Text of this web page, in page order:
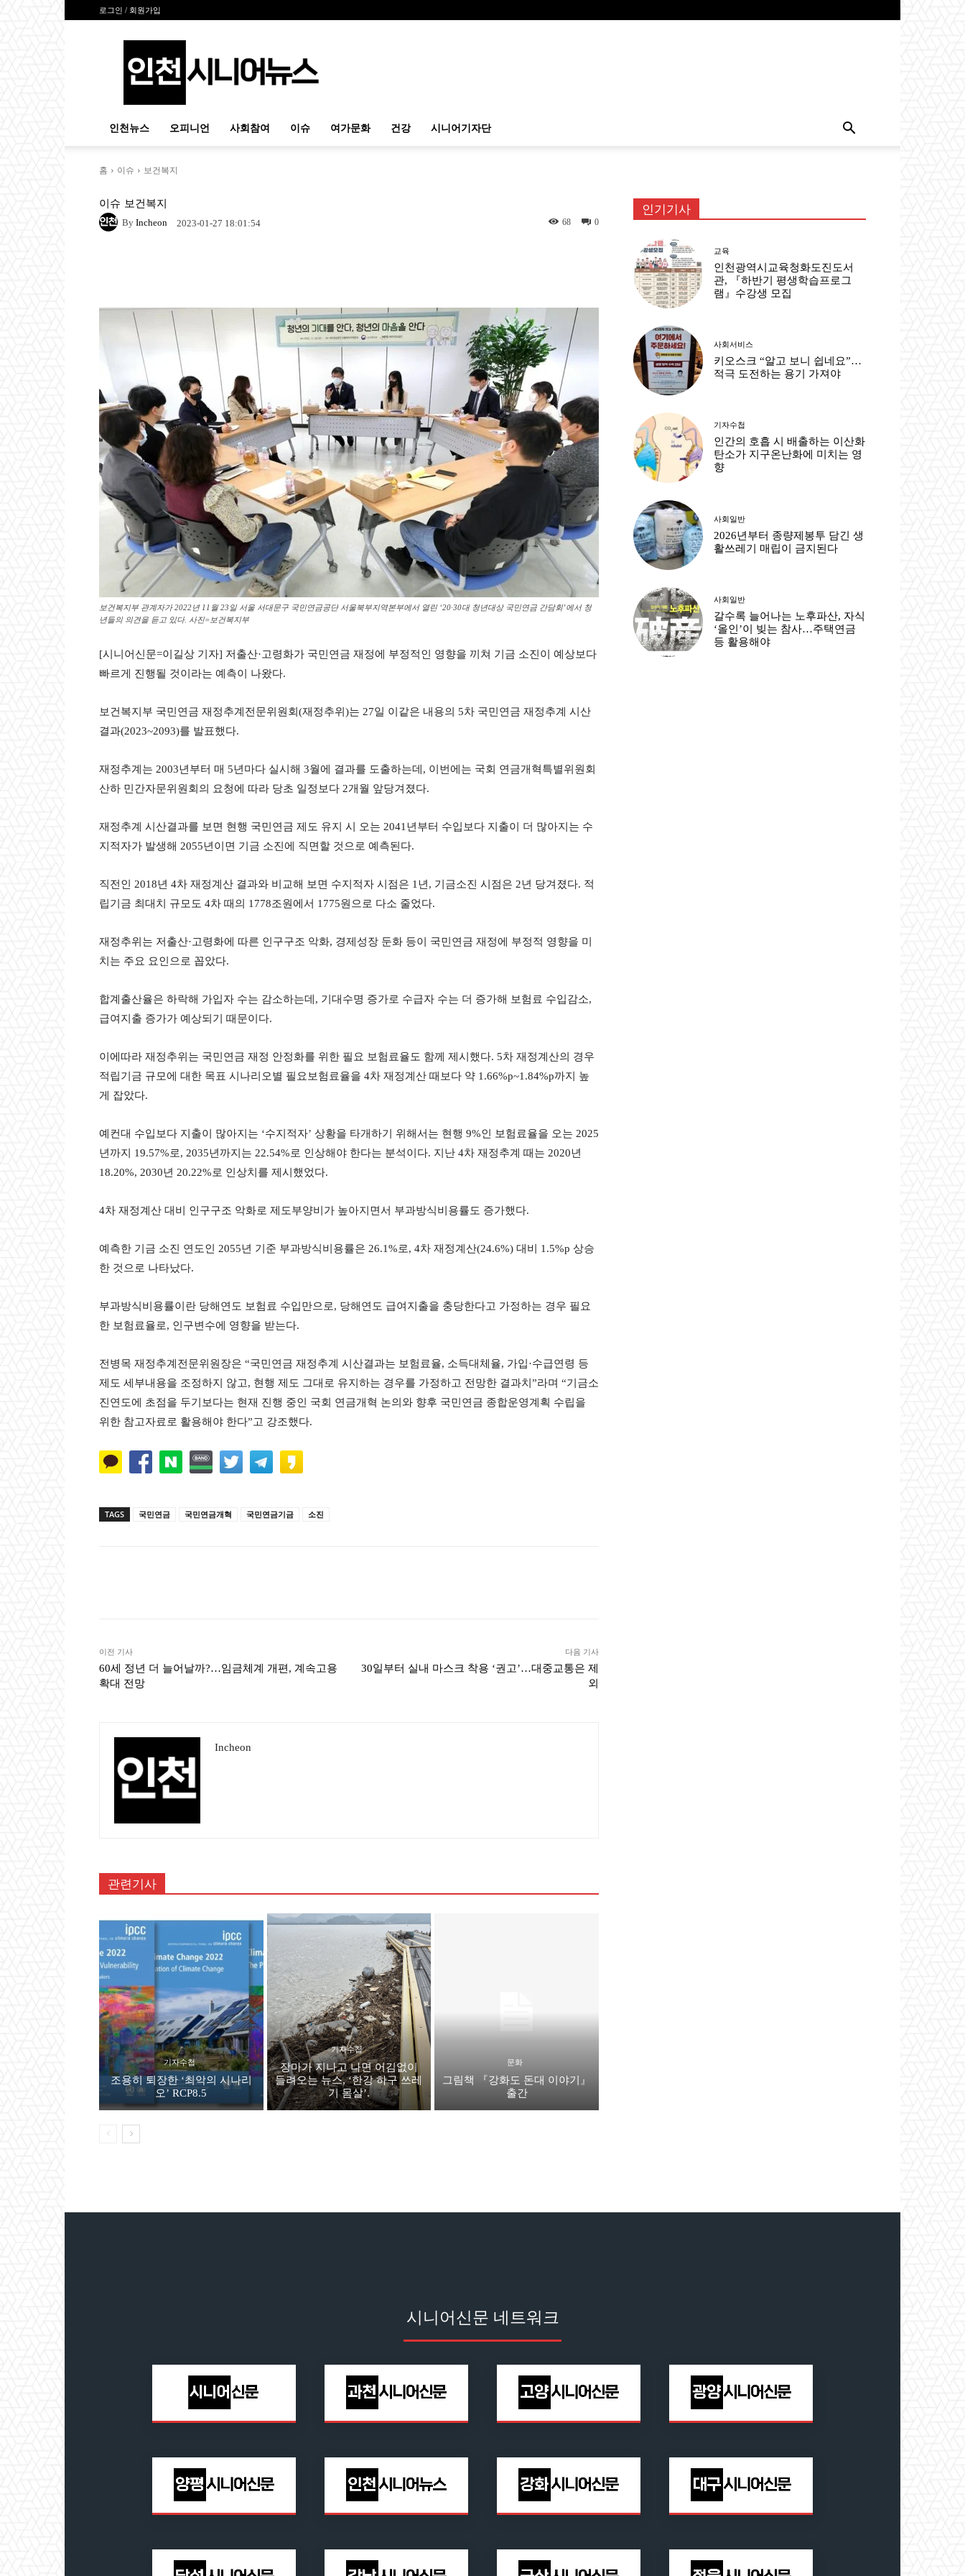
로그인 / 회원가입
시
인천뉴스 오피니언 사회참여 이슈 여가문화 건강 시니어기자단
홈 이슈 보건복지
이슈 보건복지
By Incheon 2023-01-27 18:01:54 0
68
보건복지부 관계자가 2022년 11월 23일 서울 서대문구 국민연금공단 서울북부지역본부에서 열린 ‘20·30대 청년대상 국민연금 간담회’에서 청
년들의 의견을 듣고 있다. 사진=보건복지부
[시니어신문=이길상 기자] 저출산·고령화가 국민연금 재정에 부정적인 영향을 끼쳐 기금 소진이 예상보다
빠르게 진행될 것이라는 예측이 나왔다.
보건복지부 국민연금 재정추계전문위원회(재정추위)는 27일 이같은 내용의 5차 국민연금 재정추계 시산
결과(2023~2093)를 발표했다.
재정추계는 2003년부터 매 5년마다 실시해 3월에 결과를 도출하는데, 이번에는 국회 연금개혁특별위원회
산하 민간자문위원회의 요청에 따라 당초 일정보다 2개월 앞당겨졌다.
재정추계 시산결과를 보면 현행 국민연금 제도 유지 시 오는 2041년부터 수입보다 지출이 더 많아지는 수
지적자가 발생해 2055년이면 기금 소진에 직면할 것으로 예측된다.
직전인 2018년 4차 재정계산 결과와 비교해 보면 수지적자 시점은 1년, 기금소진 시점은 2년 당겨졌다. 적
립기금 최대치 규모도 4차 때의 1778조원에서 1775원으로 다소 줄었다.
재정추위는 저출산·고령화에 따른 인구구조 악화, 경제성장 둔화 등이 국민연금 재정에 부정적 영향을 미
치는 주요 요인으로 꼽았다.
합계출산율은 하락해 가입자 수는 감소하는데, 기대수명 증가로 수급자 수는 더 증가해 보험료 수입감소,
급여지출 증가가 예상되기 때문이다.
이에따라 재정추위는 국민연금 재정 안정화를 위한 필요 보험료율도 함께 제시했다. 5차 재정계산의 경우
적립기금 규모에 대한 목표 시나리오별 필요보험료율을 4차 재정계산 때보다 약 1.66%p~1.84%p까지 높
게 잡았다.
예컨대 수입보다 지출이 많아지는 ‘수지적자’ 상황을 타개하기 위해서는 현행 9%인 보험료율을 오는 2025
년까지 19.57%로, 2035년까지는 22.54%로 인상해야 한다는 분석이다. 지난 4차 재정추계 때는 2020년
18.20%, 2030년 20.22%로 인상치를 제시했었다.
4차 재정계산 대비 인구구조 악화로 제도부양비가 높아지면서 부과방식비용률도 증가했다.
예측한 기금 소진 연도인 2055년 기준 부과방식비용률은 26.1%로, 4차 재정계산(24.6%) 대비 1.5%p 상승
한 것으로 나타났다.
부과방식비용률이란 당해연도 보험료 수입만으로, 당해연도 급여지출을 충당한다고 가정하는 경우 필요
한 보험료율로, 인구변수에 영향을 받는다.
전병목 재정추계전문위원장은 “국민연금 재정추계 시산결과는 보험료율, 소득대체율, 가입·수급연령 등
제도 세부내용을 조정하지 않고, 현행 제도 그대로 유지하는 경우를 가정하고 전망한 결과치”라며 “기금소
진연도에 초점을 두기보다는 현재 진행 중인 국회 연금개혁 논의와 향후 국민연금 종합운영계획 수립을
위한 참고자료로 활용해야 한다”고 강조했다.
TAGS 국민연금 국민연금개혁 국민연금기금 소진
이전 기사
60세 정년 더 늘어날까?…임금체계 개편, 계속고용
확대 전망
다음 기사
30일부터 실내 마스크 착용 ‘권고’…대중교통은 제
외
Incheon
관련기사
기자수첩
조용히 퇴장한 ‘최악의 시나리
오’ RCP8.5
기자수첩
장마가 지나고 나면 어김없이
들려오는 뉴스, ‘한강 하구 쓰레
기 몸살’.
문화
그림책 『강화도 돈대 이야기』
출간
인기기사
교육
인천광역시교육청화도진도서
관, 『하반기 평생학습프로그
램』수강생 모집
사회서비스
키오스크 “알고 보니 쉽네요”…
적극 도전하는 용기 가져야
기자수첩
인간의 호흡 시 배출하는 이산화
탄소가 지구온난화에 미치는 영
향
사회일반
2026년부터 종량제봉투 담긴 생
활쓰레기 매립이 금지된다
사회일반
갈수록 늘어나는 노후파산, 자식
‘올인’이 빚는 참사…주택연금
등 활용해야
시니어신문 네트워크